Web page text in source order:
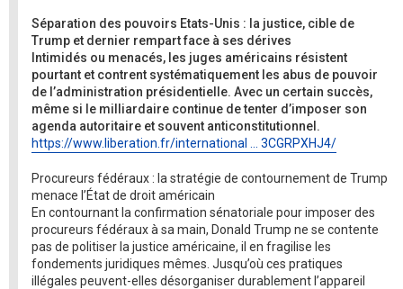
Séparation des pouvoirs Etats-Unis : la justice, cible de
Trump et dernier rempart face à ses dérives
Intimidés ou menacés, les juges américains résistent
pourtant et contrent systématiquement les abus de pouvoir
de l’administration présidentielle. Avec un certain succès,
même si le milliardaire continue de tenter d’imposer son
agenda autoritaire et souvent anticonstitutionnel.
https://www.liberation.fr/international ... 3CGRPXHJ4/
Procureurs fédéraux : la stratégie de contournement de Trump
menace l’État de droit américain
En contournant la confirmation sénatoriale pour imposer des
procureurs fédéraux à sa main, Donald Trump ne se contente
pas de politiser la justice américaine, il en fragilise les
fondements juridiques mêmes. Jusqu’où ces pratiques
illégales peuvent-elles désorganiser durablement l’appareil